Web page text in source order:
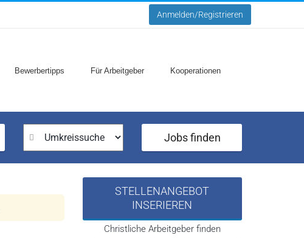
Anmelden/Registrieren
Bewerbertipps Für Arbeitgeber Kooperationen
Jobs finden
STELLENANGEBOT
INSERIEREN
Christliche Arbeitgeber finden